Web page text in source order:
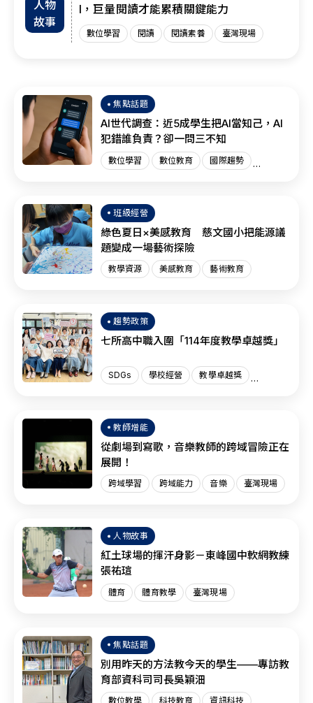
人物
故事
I，巨量閱讀才能累積關鍵能力
數位學習 閱讀 閱讀素養 臺灣現場
焦點話題
AI世代調查：近5成學生把AI當知己，AI
犯錯誰負責？卻一問三不知
數位學習 數位教育 國際趨勢
班級經營
綠色夏日×美感教育 慈文國小把能源議
題變成一場藝術探險
教學資源 美感教育 藝術教育
趨勢政策
七所高中職入圍「114年度教學卓越獎」
SDGs 學校經營 教學卓越獎
教師增能
從劇場到寫歌，音樂教師的跨域冒險正在
展開！
跨域學習 跨域能力 音樂 臺灣現場
人物故事
紅土球場的揮汗身影－東峰國中軟網教練
張祐瑄
體育 體育教學 臺灣現場
焦點話題
別用昨天的方法教今天的學生——專訪教
育部資科司司長吳穎沺
數位教學 科技教育 資訊科技